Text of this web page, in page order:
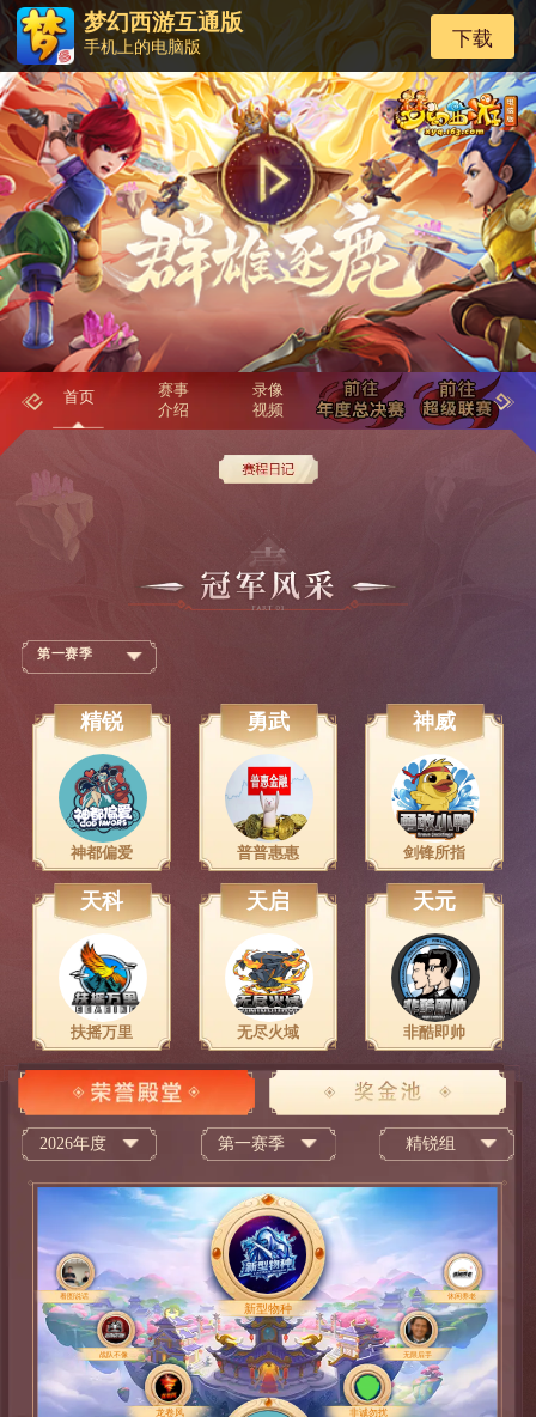
梦幻西游互通版
手机上的电脑版 下载
首页
赛事
介绍
录像
视频
第一赛季
精锐
神都偏爱
勇武
普普惠惠
神威
剑锋所指
天科
扶摇万里
天启
无尽火域
天元
非酷即帅
2026年度 第一赛季 精锐组
新型物种
龙卷风 非诚勿扰
战队不像 无限后手
看图说话 休闲养老